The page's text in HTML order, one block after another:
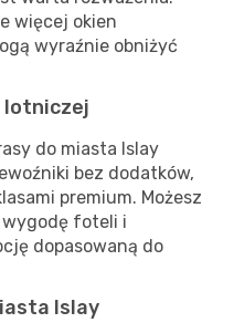
więcej okien
wyraźnie obniżyć
lotniczej
do miasta Islay
bez dodatków,
premium. Możesz
wygodę foteli i
dopasowaną do
Islay